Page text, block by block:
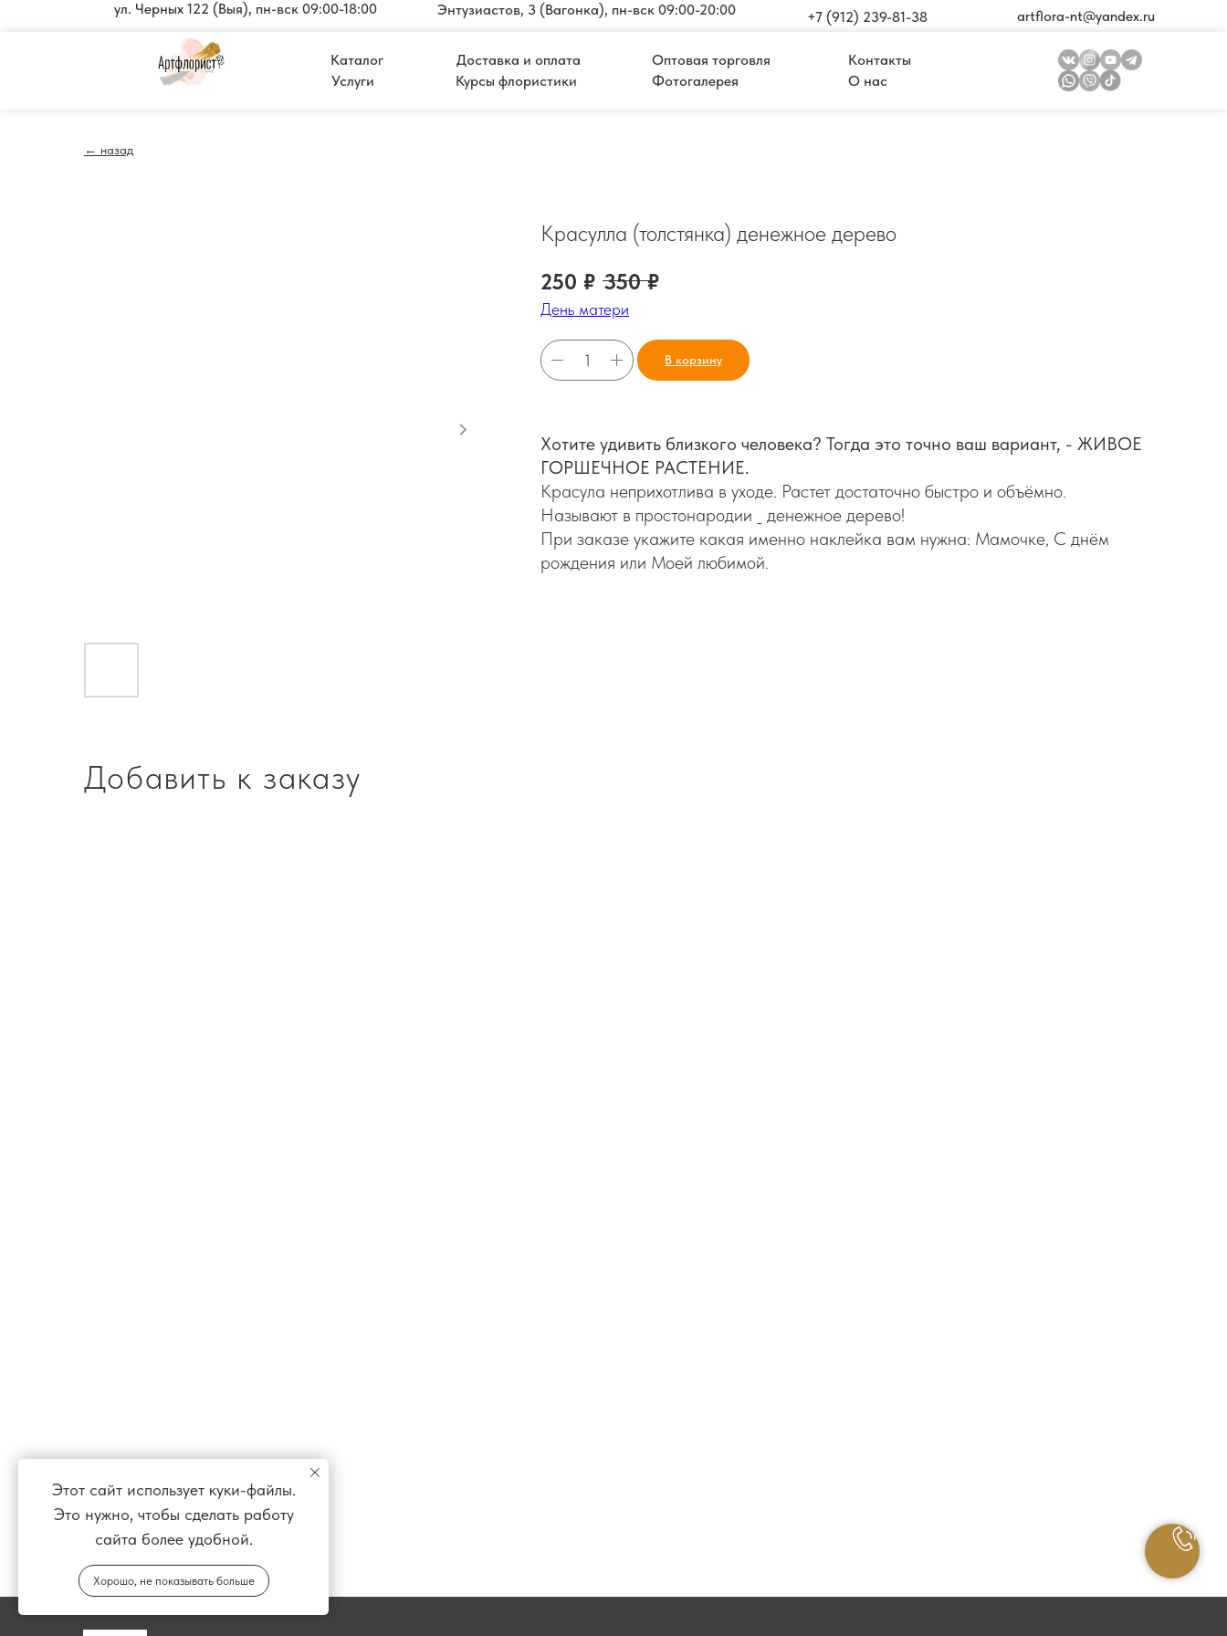
Каталог
Услуги
Доставка и оплата
Курсы флористики
Оптовая торговля
Фотогалерея
+7 (912) 239-81-38
О нас
Контакты
artflora-nt@yandex.ru
ул. Черных 122 (Выя), пн-вск 09:00-18:00 Энтузиастов, 3 (Вагонка), пн-вск 09:00-20:00
← назад
Красулла (толстянка) денежное дерево
250 ₽ 350 ₽
День матери
В корзину
Хотите удивить близкого человека? Тогда это точно ваш вариант, - ЖИВОЕ
ГОРШЕЧНОЕ РАСТЕНИЕ.
Красула неприхотлива в уходе. Растет достаточно быстро и объёмно.
Называют в простонародии _ денежное дерево!
При заказе укажите какая именно наклейка вам нужна: Мамочке, С днём
рождения или Моей любимой.
Добавить к заказу
Этот сайт использует куки-файлы.
Это нужно, чтобы сделать работу
сайта более удобной.
Хорошо, не показывать больше